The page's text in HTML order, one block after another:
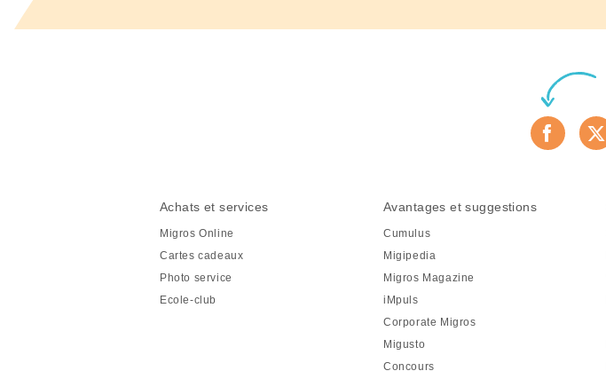
Achats et services
Migros Online
Cartes cadeaux
Photo service
Ecole-club
Avantages et suggestions
Cumulus
Migipedia
Migros Magazine
iMpuls
Corporate Migros
Migusto
Concours